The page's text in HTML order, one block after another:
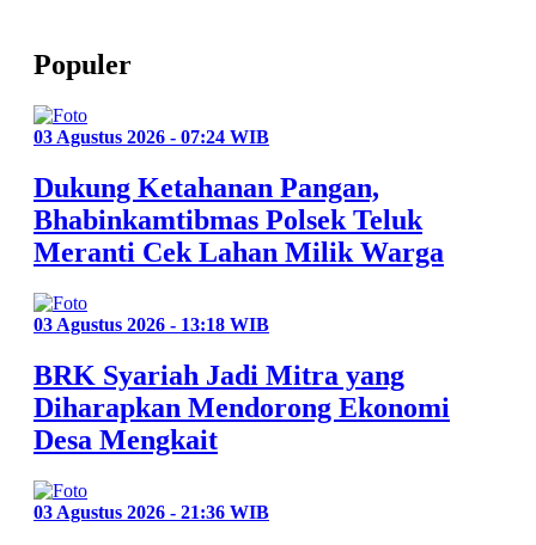
Populer
03 Agustus 2026 - 07:24 WIB
Dukung Ketahanan Pangan,
Bhabinkamtibmas Polsek Teluk
Meranti Cek Lahan Milik Warga
03 Agustus 2026 - 13:18 WIB
BRK Syariah Jadi Mitra yang
Diharapkan Mendorong Ekonomi
Desa Mengkait
03 Agustus 2026 - 21:36 WIB